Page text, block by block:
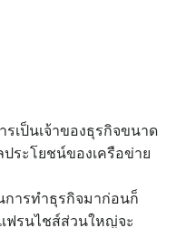
เป็นเจ้าของธุรกิจขนาด
ระโยชน์ของเครือข่าย
การทำธุรกิจมาก่อนก็
ฟรนไชส์ส่วนใหญ่จะ